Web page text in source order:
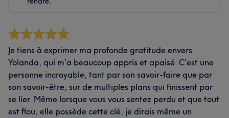
Je tiens à exprimer ma profonde gratitude envers
Yolanda, qui m’a beaucoup appris et apaisé. C’est une
personne incroyable, tant par son savoir-faire que par
son savoir-être, sur de multiples plans qui finissent par
se lier. Même lorsque vous vous sentez perdu et que tout
est flou, elle possède cette clé, je dirais même un